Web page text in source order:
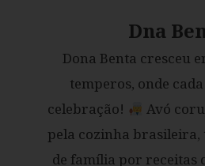
Dna
Dona Benta cresceu
temperos, onde
celebração!
Avó
pela cozinha brasileira,
de família por receitas